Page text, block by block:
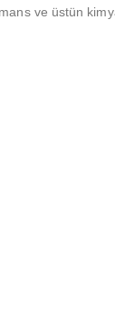
ve üstün